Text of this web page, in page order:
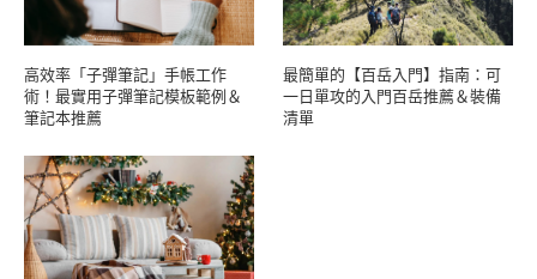
高效率「子彈筆記」手帳工作
術！最實用子彈筆記模板範例＆
筆記本推薦
最簡單的【百岳入門】指南：可
一日單攻的入門百岳推薦＆裝備
清單